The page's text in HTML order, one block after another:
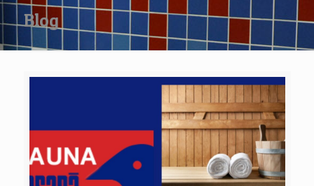
Blog